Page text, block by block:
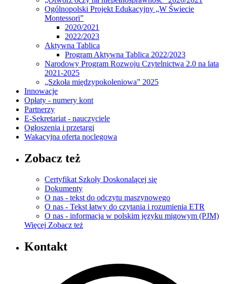
Ogólnopolski Projekt Edukacyjny „W Świecie
Montessori”
2020/2021
2022/2023
Aktywna Tablica
Program Aktywna Tablica 2022/2023
Narodowy Program Rozwoju Czytelnictwa 2.0 na lata
2021-2025
„Szkoła międzypokoleniowa” 2025
Innowacje
Opłaty - numery kont
Partnerzy
E-Sekretariat - nauczyciele
Ogłoszenia i przetargi
Wakacyjna oferta noclegowa
Zobacz też
Certyfikat Szkoły Doskonalącej się
Dokumenty
O nas - tekst do odczytu maszynowego
O nas - Tekst łatwy do czytania i rozumienia ETR
O nas - informacja w polskim języku migowym (PJM)
Więcej Zobacz też
Kontakt